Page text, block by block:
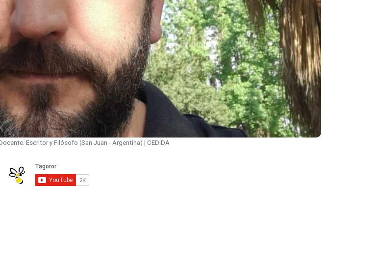
Escritor y Filósofo (San Juan - Argentina) | CEDIDA